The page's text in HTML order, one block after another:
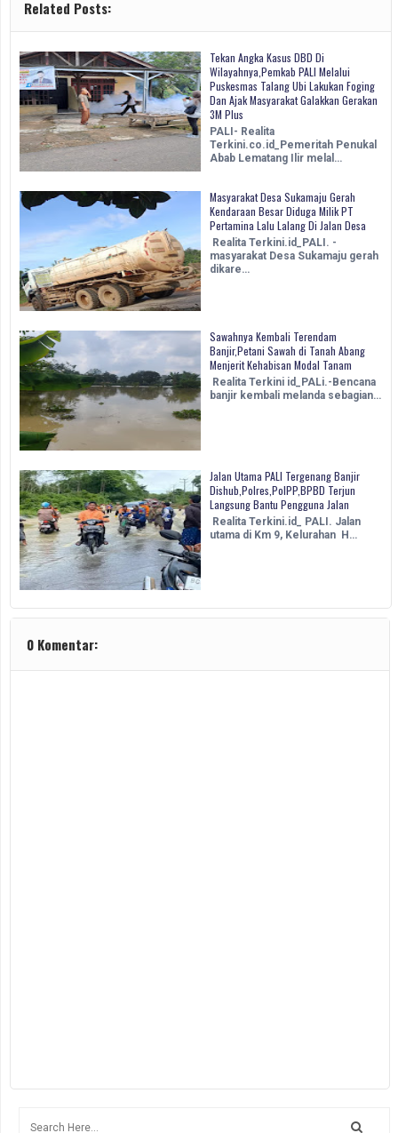
Related Posts:
Tekan Angka Kasus DBD Di
Wilayahnya,Pemkab PALI Melalui
Puskesmas Talang Ubi Lakukan Foging
Dan Ajak Masyarakat Galakkan Gerakan
3M Plus
PALI- Realita
Terkini.co.id_Pemeritah Penukal
Abab Lematang Ilir melal…
Masyarakat Desa Sukamaju Gerah
Kendaraan Besar Diduga Milik PT
Pertamina Lalu Lalang Di Jalan Desa
Realita Terkini.id_PALI. -
masyarakat Desa Sukamaju gerah
dikare…
Sawahnya Kembali Terendam
Banjir,Petani Sawah di Tanah Abang
Menjerit Kehabisan Modal Tanam
Realita Terkini id_PALi.-Bencana
banjir kembali melanda sebagian…
Jalan Utama PALI Tergenang Banjir
Dishub,Polres,PolPP,BPBD Terjun
Langsung Bantu Pengguna Jalan
Realita Terkini.id_ PALI. Jalan
utama di Km 9, Kelurahan H…
0 Komentar: